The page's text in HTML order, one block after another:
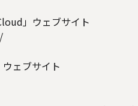
」ウェブサイト
ェブサイト